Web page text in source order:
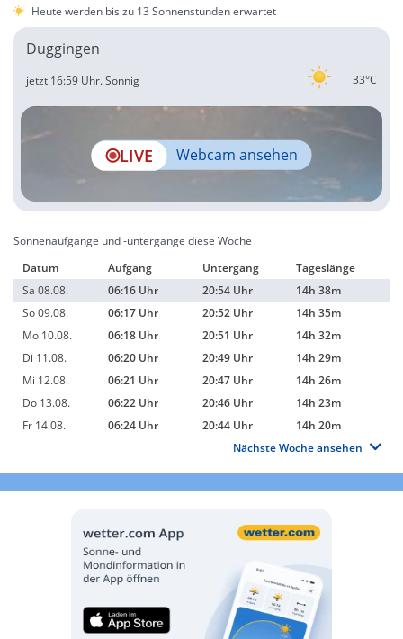
Heute werden bis zu 13 Sonnenstunden erwartet
Duggingen
33°C
jetzt 16:59 Uhr.Sonnig
LIVE Webcam ansehen
Sonnenaufgänge und -untergänge diese Woche
Datum
Aufgang Untergang
Tageslänge
Sa 08.08.
06:16 Uhr 20:54 Uhr
14h 38m
So 09.08.
06:17 Uhr 20:52 Uhr
14h 35m
Mo 10.08.
06:18 Uhr 20:51 Uhr
14h 32m
Di 11.08.
06:20 Uhr 20:49 Uhr
14h 29m
Mi 12.08.
06:21 Uhr 20:47 Uhr
14h 26m
Do 13.08.
06:22 Uhr 20:46 Uhr
14h 23m
Fr 14.08.
06:24 Uhr 20:44 Uhr
14h 20m
Nächste Woche ansehen